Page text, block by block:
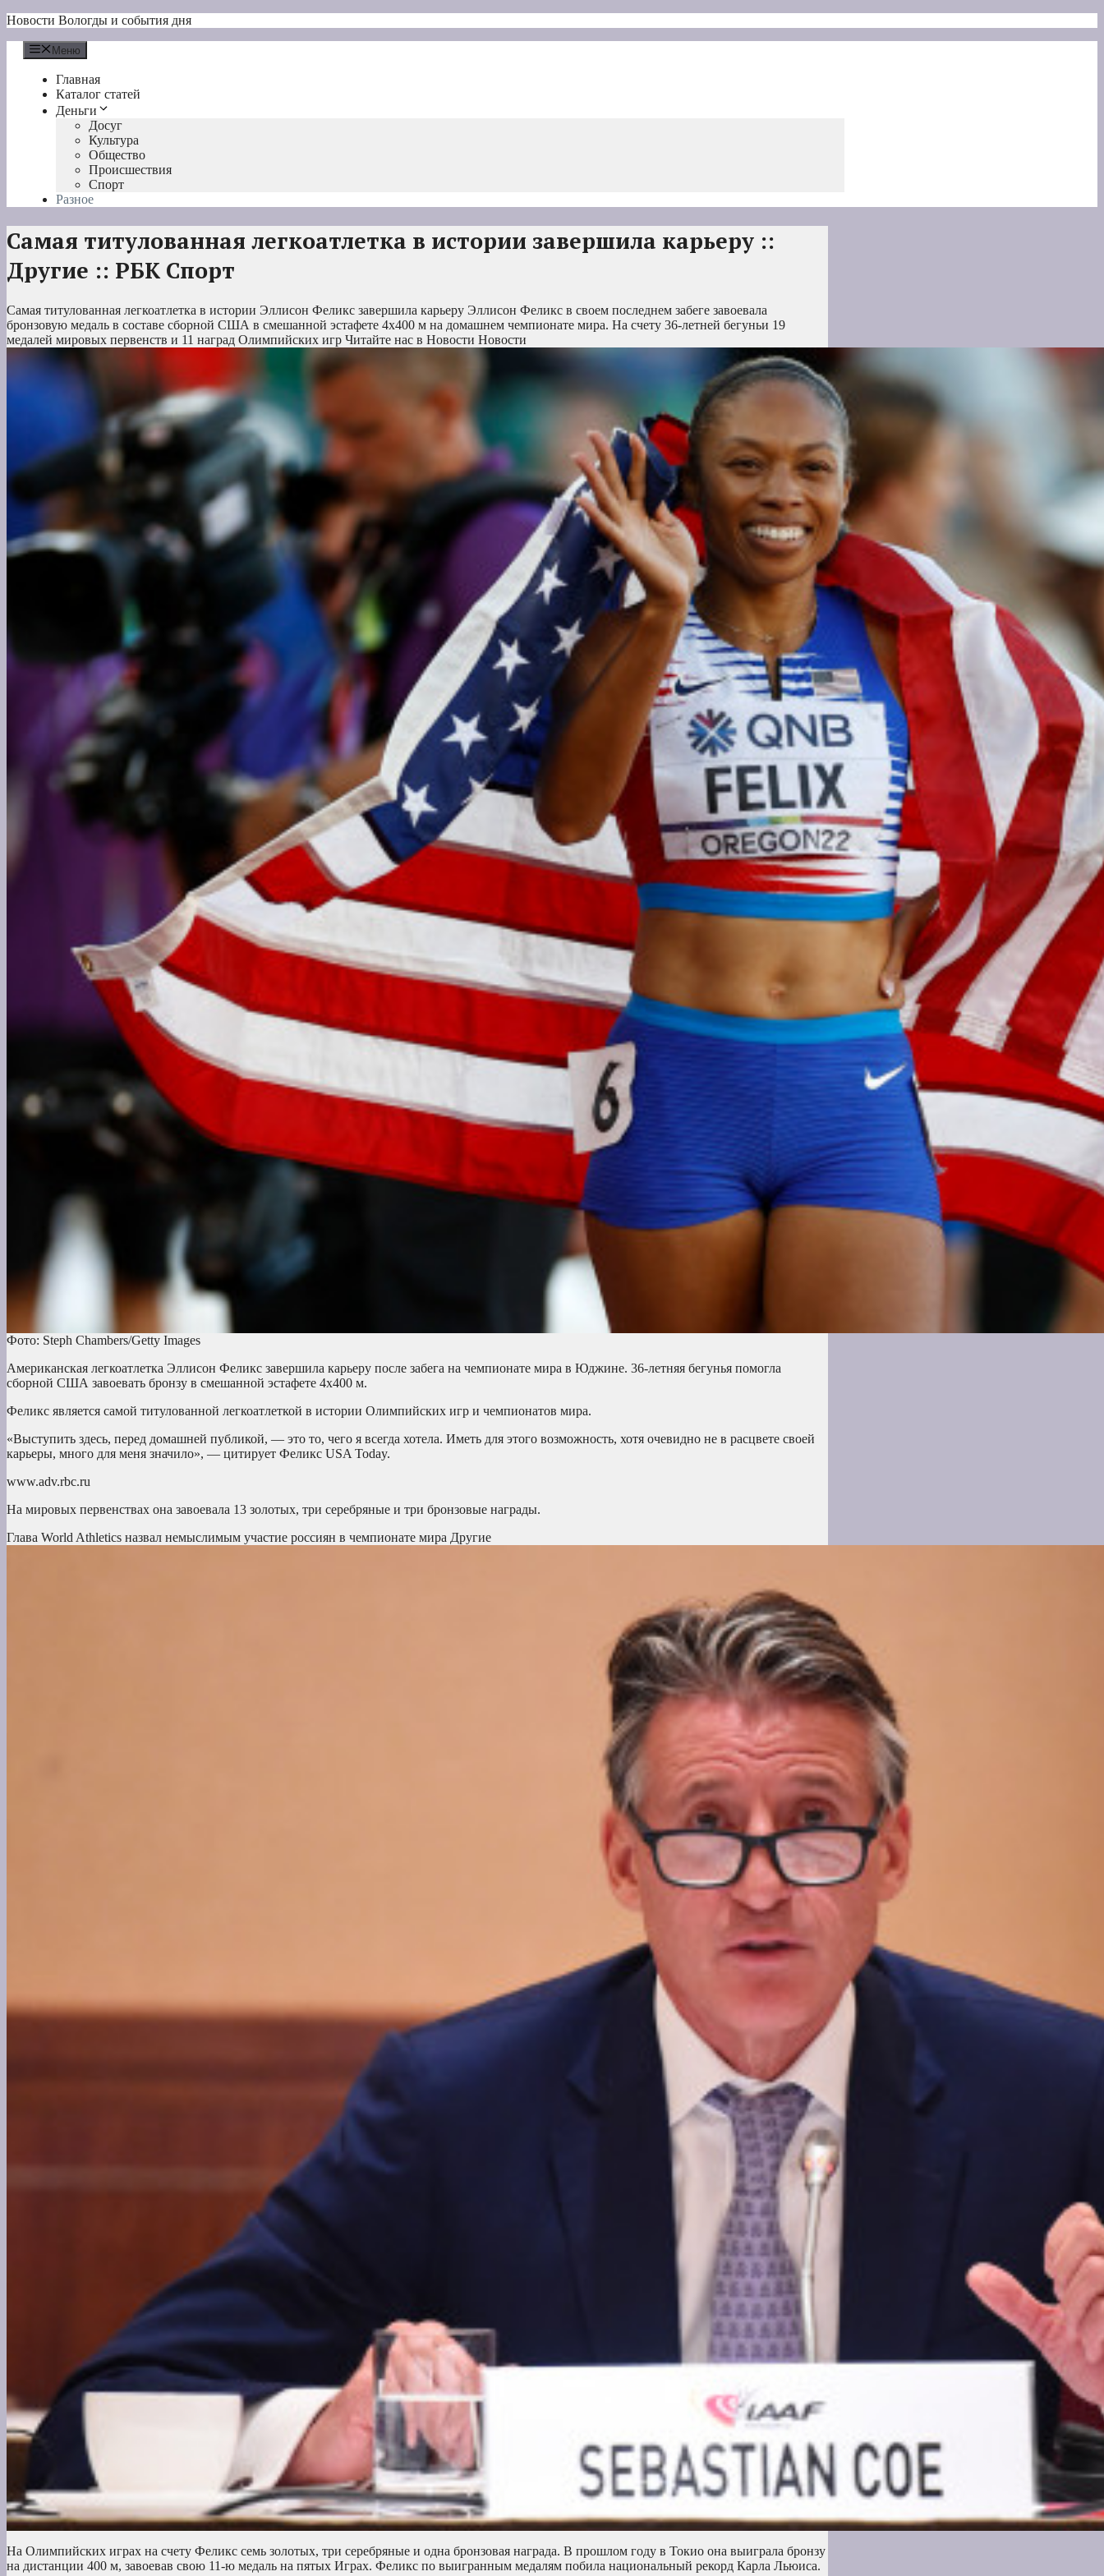
Перейти
содержимому
Новости Вологды и события дня
Меню
Главная
Каталог статей
Деньги
Досуг
Культура
Общество
Происшествия
Спорт
Разное
Самая титулованная легкоатлетка в истории завершила карьеру ::
Другие :: РБК Спорт
Самая титулованная легкоатлетка в истории Эллисон Феликс завершила карьеру Эллисон Феликс в своем последнем забеге завоевала
бронзовую медаль в составе сборной США в смешанной эстафете 4х400 м на домашнем чемпионате мира. На счету 36-летней бегуньи 19
медалей мировых первенств и 11 наград Олимпийских игр Читайте нас в Новости Новости
Фото: Steph Chambers/Getty Images
Американская легкоатлетка Эллисон Феликс завершила карьеру после забега на чемпионате мира в Юджине. 36-летняя бегунья помогла
сборной США завоевать бронзу в смешанной эстафете 4х400 м.
Феликс является самой титулованной легкоатлеткой в истории Олимпийских игр и чемпионатов мира.
«Выступить здесь, перед домашней публикой, — это то, чего я всегда хотела. Иметь для этого возможность, хотя очевидно не в расцвете своей
карьеры, много для меня значило», — цитирует Феликс USA Today.
www.adv.rbc.ru
На мировых первенствах она завоевала 13 золотых, три серебряные и три бронзовые награды.
Глава World Athletics назвал немыслимым участие россиян в чемпионате мира Другие
На Олимпийских играх на счету Феликс семь золотых, три серебряные и одна бронзовая награда. В прошлом году в Токио она выиграла бронзу
на дистанции 400 м, завоевав свою 11-ю медаль на пятых Играх. Феликс по выигранным медалям побила национальный рекорд Карла Льюиса.